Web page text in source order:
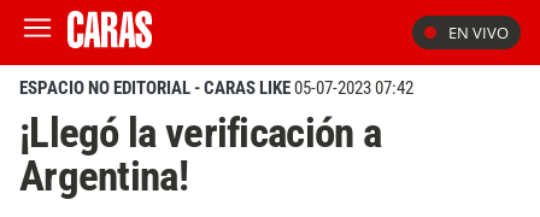
EN VIVO
ESPACIO NO EDITORIAL - CARAS LIKE05-07-2023 07:42
¡Llegó la verificación a
Argentina!